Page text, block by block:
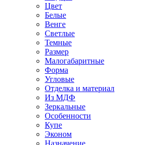
Цвет
Белые
Венге
Светлые
Темные
Размер
Малогабаритные
Форма
Угловые
Отделка и материал
Из МДФ
Зеркальные
Особенности
Купе
Эконом
Назначение